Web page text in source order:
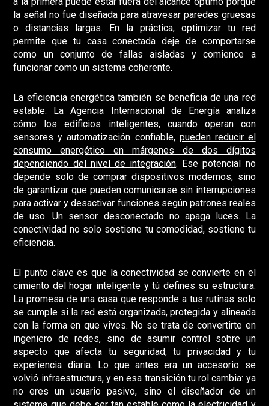
la señal no fue diseñada para atravesar paredes gruesas
o distancias largas. En la práctica, optimizar tu red
permite que tu casa conectada deje de comportarse
como un conjunto de fallas aisladas y comience a
funcionar como un sistema coherente.
La eficiencia energética también se beneficia de una red
estable. La Agencia Internacional de Energía analiza
cómo los edificios inteligentes, cuando operan con
sensores y automatización confiable, pueden reducir el
consumo energético en márgenes de dos dígitos
dependiendo del nivel de integración. Ese potencial no
depende solo de comprar dispositivos modernos, sino
de garantizar que pueden comunicarse sin interrupciones
para activar y desactivar funciones según patrones reales
de uso. Un sensor desconectado no apaga luces. La
conectividad no solo sostiene tu comodidad, sostiene tu
eficiencia.
El punto clave es que la conectividad se convierte en el
cimiento del hogar inteligente y tú defines su estructura.
La promesa de una casa que responde a tus rutinas solo
se cumple si la red está organizada, protegida y alineada
con la forma en que vives. No se trata de convertirte en
ingeniero de redes, sino de asumir control sobre un
aspecto que afecta tu seguridad, tu privacidad y tu
experiencia diaria. Lo que antes era un accesorio se
volvió infraestructura, y en esa transición tu rol cambia: ya
no eres un usuario pasivo, sino el diseñador de un